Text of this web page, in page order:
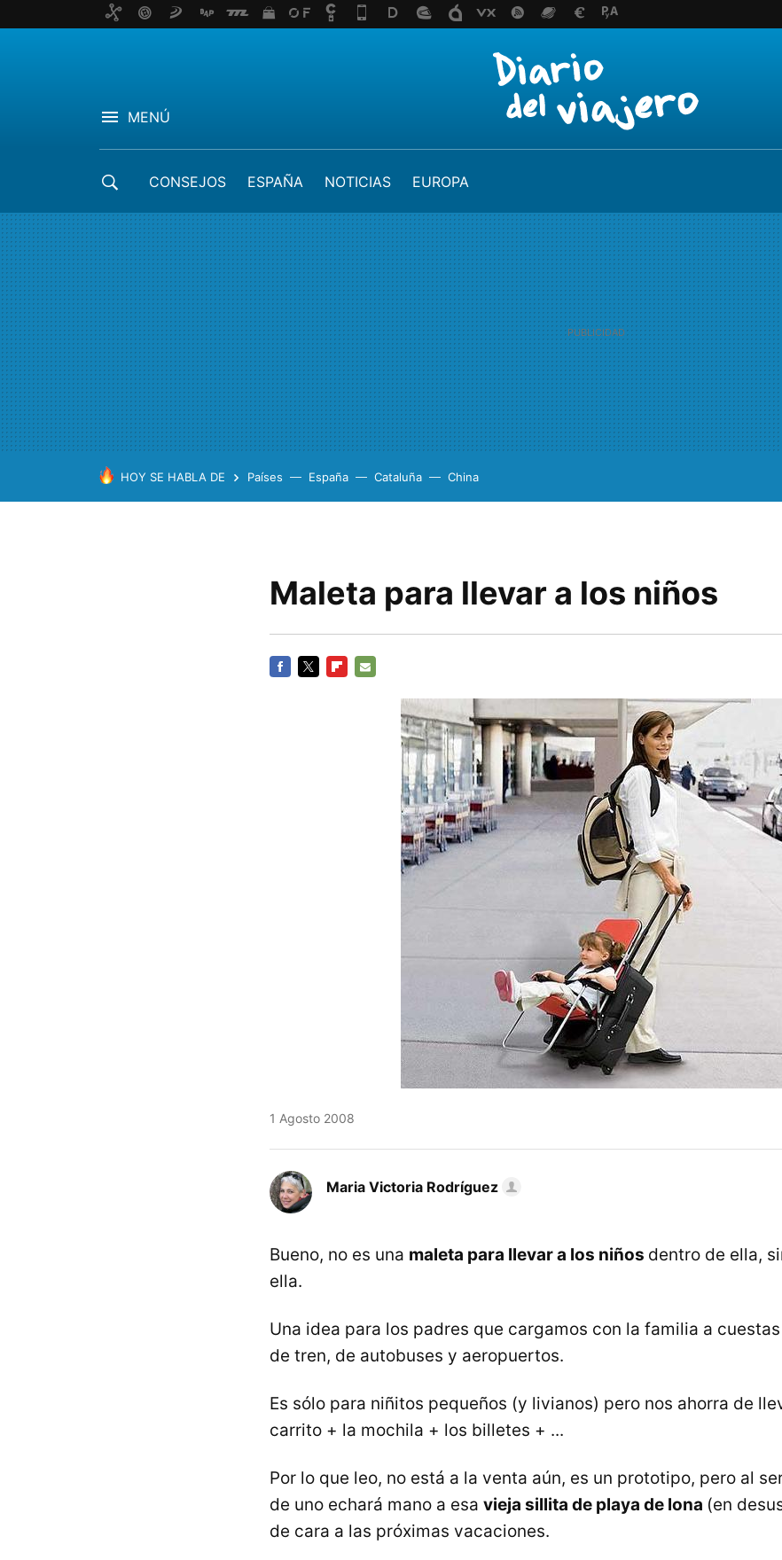
MENÚ
CONSEJOS ESPAÑA NOTICIAS EUROPA
HOY SE HABLA DE Países España Cataluña China
Maleta para llevar a los niños
1 Agosto 2008
Maria Victoria Rodríguez
Bueno, no es una maleta para llevar a los niños dentro de ella,
ella.
Una idea para los padres que cargamos con la familia a
de tren, de autobuses y aeropuertos.
Es sólo para niñitos pequeños (y livianos) pero nos ahorra de
carrito + la mochila + los billetes + ...
Por lo que leo, no está a la venta aún, es un prototipo, pero al
de uno echará mano a esa vieja sillita de playa de lona (en
de cara a las próximas vacaciones.